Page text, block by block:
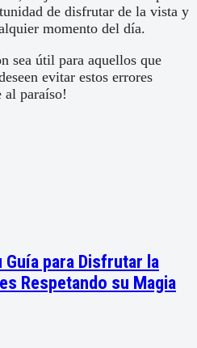
de disfrutar de la vista y
momento del día.
sea útil para aquellos que
evitar estos errores
al paraíso!
Guía para Disfrutar la
Respetando su Magia